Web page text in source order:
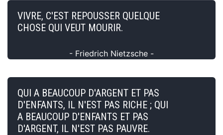
VIVRE, C'EST REPOUSSER QUELQUE
CHOSE QUI VEUT MOURIR.
- Friedrich Nietzsche -
QUI A BEAUCOUP D'ARGENT ET PAS
D'ENFANTS, IL N'EST PAS RICHE ; QUI
A BEAUCOUP D'ENFANTS ET PAS
D'ARGENT, IL N'EST PAS PAUVRE.